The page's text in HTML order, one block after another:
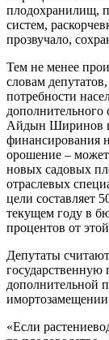
плодохранилищ,
систем,
прозвучало,
Тем не менее
словам
потребности
дополнительного
Айдын Ширинов
финансирования
орошение –
новых садовых
отраслевых
цели составляет
текущем году в
процентов от
Депутаты
государственную
дополнительной
имортозамещении
«Если